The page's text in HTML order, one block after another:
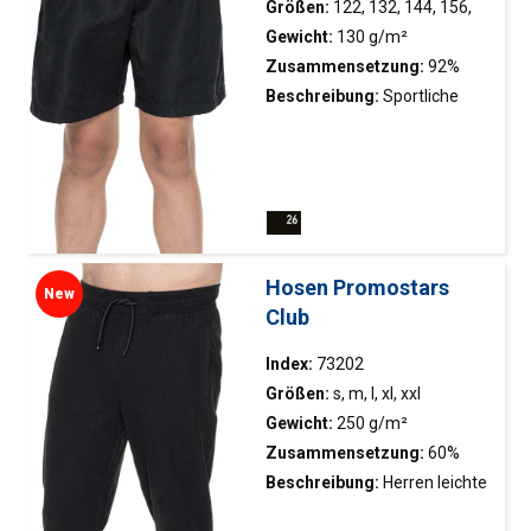
Größen: 122, 132, 144, 156,
168
Gewicht: 130 g/m²
Zusammensetzung: 92%
poliester, 8% Elasthan
Beschreibung: Sportliche
Schnürzug; Seitliche Schlitze
(75580); Doppelte Nähte.
Hosen Promostars
Club
Index: 73202
Größen: s, m, l, xl, xxl
Gewicht: 250 g/m²
Zusammensetzung: 60%
Baumwolle, 40% Polyester
Beschreibung: Herren leichte
New